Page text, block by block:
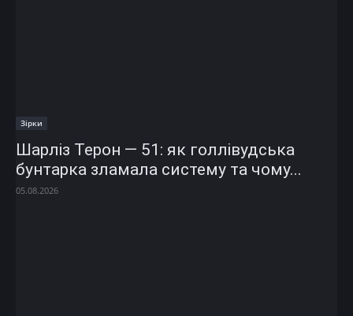
Зірки
Шарліз Терон — 51: як голлівудська
бунтарка зламала систему та чому...
05.08.2026